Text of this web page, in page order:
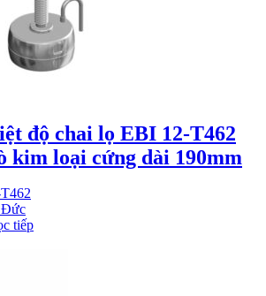
độ chai lọ EBI 12-T462
kim loại cứng dài 190mm
Đức
tiếp